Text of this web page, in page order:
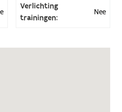
Verlichting
trainingen:
Nee